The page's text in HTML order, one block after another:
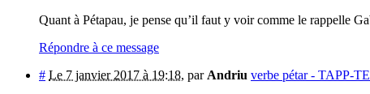
Quant à Pétapau, je pense qu’il faut y voir comme le rappelle
Répondre à ce message
# Le 7 janvier 2017 à 19:18, par Andriu verbe pétar - TAPP-